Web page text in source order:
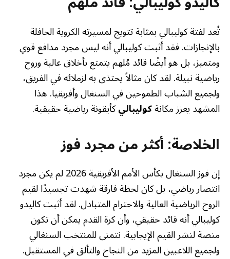
تُعد لفتة كوليبالي بمثابة تتويج لمسيرته الكروية الحافلة
بالإنجازات. فقد أثبت كوليبالي أنه ليس مجرد مدافع قوي
ومتميز، بل هو أيضًا قائد مُلهم يتمتع بأخلاق عالية وروح
رياضية نبيلة. لقد كان مثالاً يحتذى به لزملائه في الفريق،
ولجميع الشباب الطموحين في السنغال وأفريقيا. هذا
المشهد يعزز مكانةكوليباليكأيقونة رياضية حقيقية.
الخلاصة: أكثر من مجرد فوز
إن فوز السنغال بكأس الأمم الأفريقية 2026 لم يكن مجرد
انتصار رياضي، بل كان لحظة فارقة شهدت تجسيدًا لقيم
الروح الرياضية العالية والاحترام المتبادل. لقد أثبت كاليدو
كوليبالي أنه قائد حقيقي، وأن كرة القدم يمكن أن تكون
منصة لنشر القيم الإيجابية. نتمنى للمنتخب السنغالي
ولجميع اللاعبين المزيد من النجاح والتألق في المستقبل.